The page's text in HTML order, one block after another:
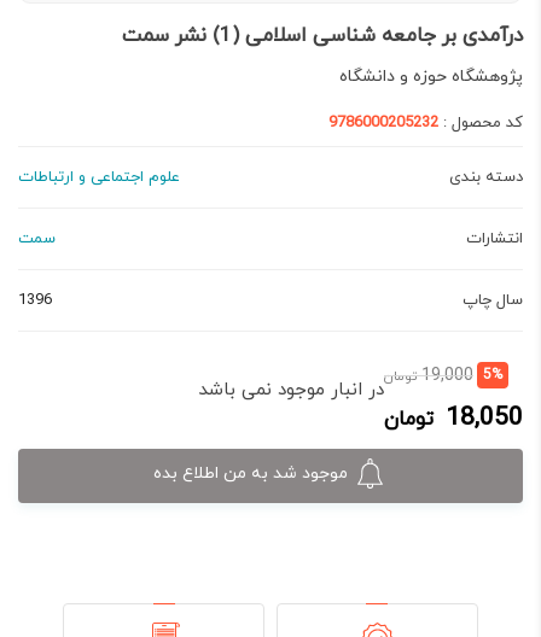
درآمدی بر جامعه شناسی اسلامی (1) نشر سمت
پژوهشگاه حوزه و دانشگاه
کد محصول : 9786000205232
دسته بندی علوم اجتماعی و ارتباطات
انتشارات سمت
سال چاپ 1396
5%
19,000 تومانقیمت
اصلی:
18,050 تومان
قیمت
فعلی:
18,050 تومان.
در انبار موجود نمی باشد
موجود شد به من اطلاع بده